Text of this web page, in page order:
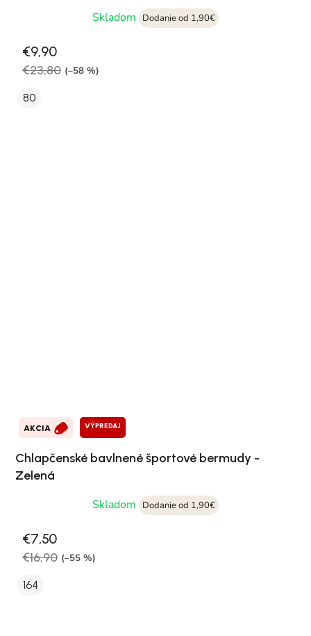
Skladom
Dodanie od 1,90€
€9,90
€23,80 (–58 %)
80
AKCIA VÝPREDAJ
Chlapčenské bavlnené športové bermudy -
Zelená
Skladom
Dodanie od 1,90€
€7,50
€16,90 (–55 %)
164